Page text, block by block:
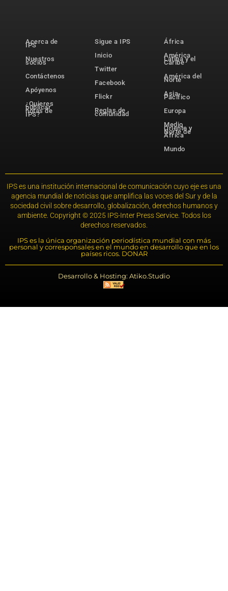
Acerca de
IPS
Nuestros
socios
Contáctenos
Apóyenos
¿Quieres
publicar
notas de
IPS?
Sigue a IPS
Inicio
Twitter
Facebook
Flickr
Reglas de
comunidad
África
América
Latina y el
Caribe
América del
Norte
Asia-
Pacífico
Europa
Medio
Oriente y
Norte de
África
Mundo
IPS es una institución internacional de comunicación cuyo eje es una
agencia mundial de noticias que amplifica las voces del Sur y de la
sociedad civil sobre desarrollo, globalización, derechos humanos y
ambiente. Copyright © 2025 IPS-Inter Press Service. Todos los
derechos reservados.
IPS es la única organización periodística mundial con más
personal y corresponsales en el mundo en desarrollo que en los
países ricos. DONAR
Desarrollo & Hosting: Atiko.Studio